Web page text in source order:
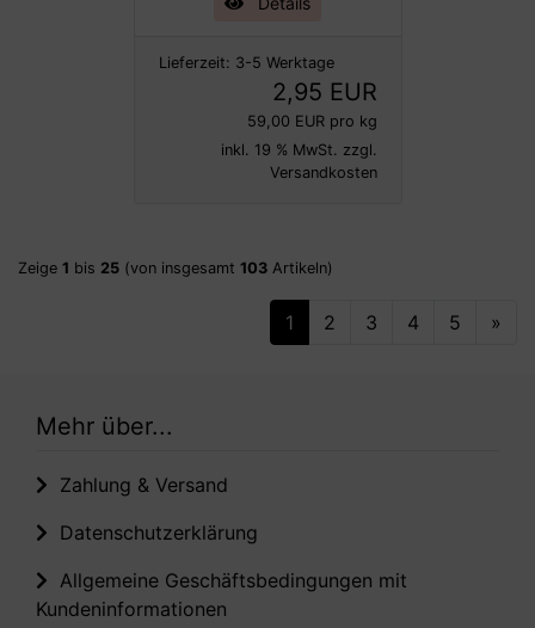
Lieferzeit: 3-5 Werktage
2,95 EUR
59,00 EUR pro kg
inkl. 19 % MwSt. zzgl.
Versandkosten
Zeige 1 bis 25 (von insgesamt 103 Artikeln)
1 2 3 4 5 »
Mehr über...
Zahlung & Versand
Datenschutzerklärung
Allgemeine Geschäftsbedingungen mit
Kundeninformationen